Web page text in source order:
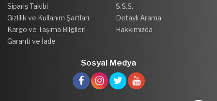
Sipariş Takibi
Gizlilik ve Kullanım Şartları
Kargo ve Taşıma Bilgileri
Garanti ve İade
S.S.S.
Detaylı Arama
Hakkımızda
Sosyal Medya